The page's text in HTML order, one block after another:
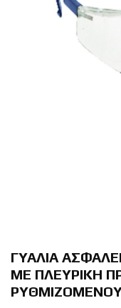
ΓΥΑΛΙΑ
ΜΕ ΠΛΕΥΡΙΚΗ